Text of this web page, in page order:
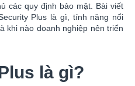
các quy định bảo mật. Bài viết
Plus là gì, tính năng nổi
khi nào doanh nghiệp nên triển
là gì?